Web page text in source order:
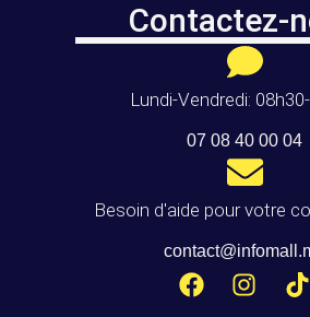
Contactez-
Lundi-Vendredi:
07 08 40 00 04
Besoin d'aide pour votre